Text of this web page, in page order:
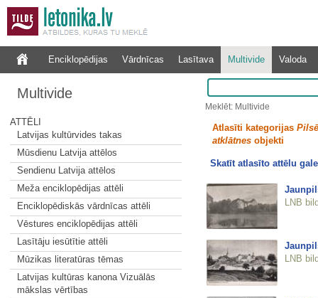
Enciklopēdijas Vārdnīcas Lasītava Multivide Valoda
Multivide
ATTĒLI
Latvijas kultūrvides takas
Mūsdienu Latvija attēlos
Sendienu Latvija attēlos
Meža enciklopēdijas attēli
Enciklopēdiskās vārdnīcas attēli
Vēstures enciklopēdijas attēli
Lasītāju iesūtītie attēli
Mūzikas literatūras tēmas
Latvijas kultūras kanona Vizuālās
mākslas vērtības
Meklēt: Multivide
Atlasīti kategorijas
atklātnesobjekti
Skatīt atlasīto attēlu
LNB
LNB